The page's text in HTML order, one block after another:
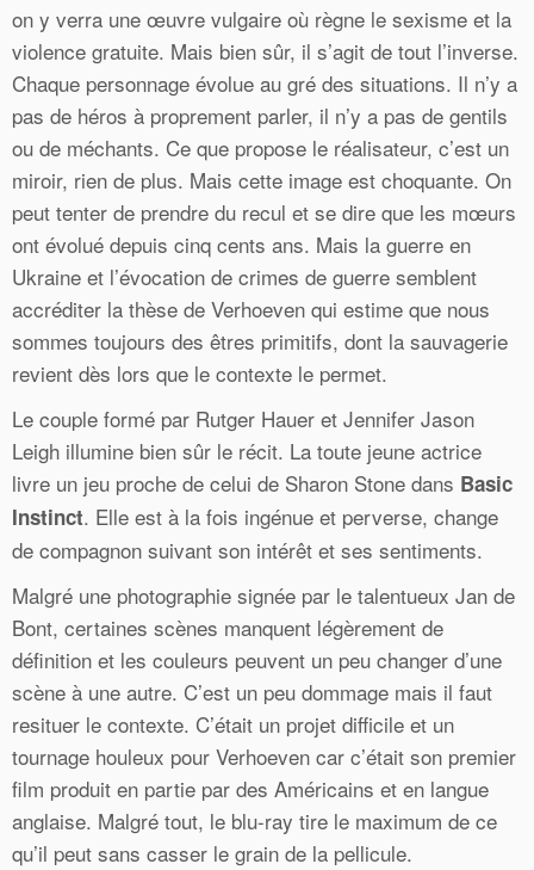
on y verra une œuvre vulgaire où règne le sexisme et la
violence gratuite. Mais bien sûr, il s’agit de tout l’inverse.
Chaque personnage évolue au gré des situations. Il n’y a
pas de héros à proprement parler, il n’y a pas de gentils
ou de méchants. Ce que propose le réalisateur, c’est un
miroir, rien de plus. Mais cette image est choquante. On
peut tenter de prendre du recul et se dire que les mœurs
ont évolué depuis cinq cents ans. Mais la guerre en
Ukraine et l’évocation de crimes de guerre semblent
accréditer la thèse de Verhoeven qui estime que nous
sommes toujours des êtres primitifs, dont la sauvagerie
revient dès lors que le contexte le permet.
Le couple formé par Rutger Hauer et Jennifer Jason
Leigh illumine bien sûr le récit. La toute jeune actrice
livre un jeu proche de celui de Sharon Stone dans Basic
Instinct. Elle est à la fois ingénue et perverse, change
de compagnon suivant son intérêt et ses sentiments.
Malgré une photographie signée par le talentueux Jan de
Bont, certaines scènes manquent légèrement de
définition et les couleurs peuvent un peu changer d’une
scène à une autre. C’est un peu dommage mais il faut
resituer le contexte. C’était un projet difficile et un
tournage houleux pour Verhoeven car c’était son premier
film produit en partie par des Américains et en langue
anglaise. Malgré tout, le blu-ray tire le maximum de ce
qu’il peut sans casser le grain de la pellicule.